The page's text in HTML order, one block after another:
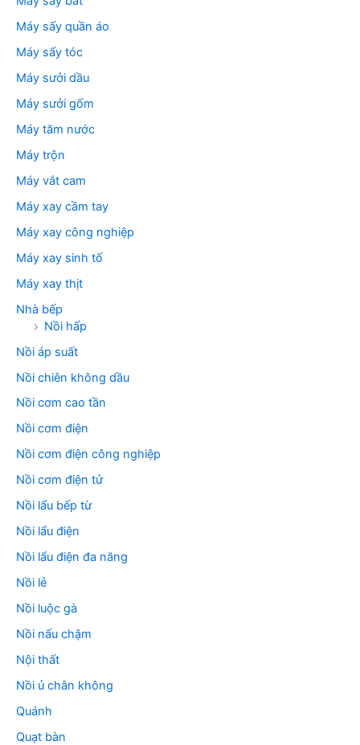
Máy sấy quần áo
Máy sấy tóc
Máy sưởi dầu
Máy sưởi gốm
Máy tăm nước
Máy trộn
Máy vắt cam
Máy xay cầm tay
Máy xay công nghiệp
Máy xay sinh tố
Máy xay thịt
Nhà bếp
Nồi hấp
Nồi áp suất
Nồi chiên không dầu
Nồi cơm cao tần
Nồi cơm điện
Nồi cơm điện công nghiệp
Nồi cơm điện tử
Nồi lẩu bếp từ
Nồi lẩu điện
Nồi lẩu điện đa năng
Nồi lẻ
Nồi luộc gà
Nồi nấu chậm
Nội thất
Nồi ủ chân không
Quánh
Quạt bàn